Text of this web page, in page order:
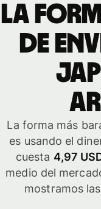
La
de
La forma más
es usando el
cuesta 4,97
medio del
mostramos